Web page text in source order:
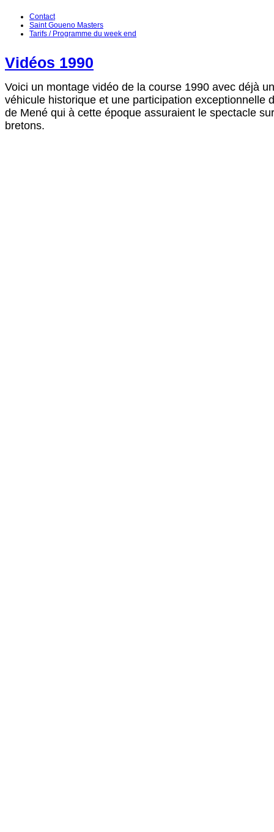
Contact
Saint Goueno Masters
Tarifs / Programme du week end
Vidéos 1990
Voici un montage vidéo de la course 1990 avec déjà
véhicule historique et une participation exceptionnelle
de Mené qui à cette époque assuraient le spectacle
bretons.